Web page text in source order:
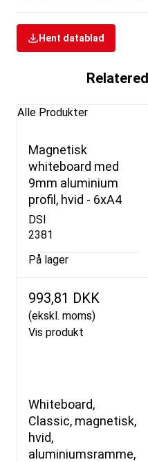
Hent datablad
Alle Produkter
Magnetisk
whiteboard med
9mm aluminium
profil, hvid - 6xA4
DSI
2381
På lager
993,81 DKK
(ekskl. moms)
Vis produkt
Whiteboard,
Classic, magnetisk,
hvid,
aluminiumsramme,